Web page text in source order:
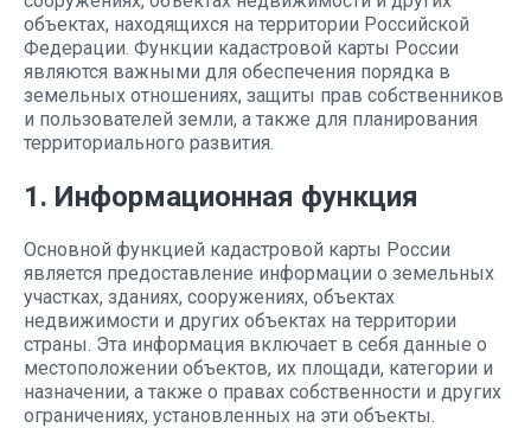
объектах, находящихся на территории Российской
Федерации. Функции кадастровой карты России
являются важными для обеспечения порядка в
земельных отношениях, защиты прав собственников
и пользователей земли, а также для планирования
территориального развития.
1. Информационная функция
Основной функцией кадастровой карты России
является предоставление информации о земельных
участках, зданиях, сооружениях, объектах
недвижимости и других объектах на территории
страны. Эта информация включает в себя данные о
местоположении объектов, их площади, категории и
назначении, а также о правах собственности и других
ограничениях, установленных на эти объекты.